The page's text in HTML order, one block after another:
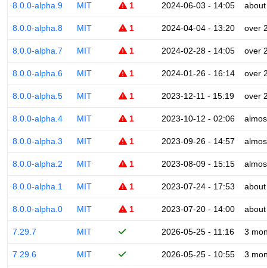
8.0.0-alpha.9 MIT 1 2024-06-03 - 14:05
8.0.0-alpha.8 MIT 1 2024-04-04 - 13:20 over
8.0.0-alpha.7 MIT 1 2024-02-28 - 14:05 over
8.0.0-alpha.6 MIT 1 2024-01-26 - 16:14 over
8.0.0-alpha.5 MIT 1 2023-12-11 - 15:19 over
8.0.0-alpha.4 MIT 1 2023-10-12 - 02:06
8.0.0-alpha.3 MIT 1 2023-09-26 - 14:57
8.0.0-alpha.2 MIT 1 2023-08-09 - 15:15
8.0.0-alpha.1 MIT 1 2023-07-24 - 17:53
8.0.0-alpha.0 MIT 1 2023-07-20 - 14:00
7.29.7 MIT 2026-05-25 - 11:16 3
7.29.6 MIT 2026-05-25 - 10:55 3